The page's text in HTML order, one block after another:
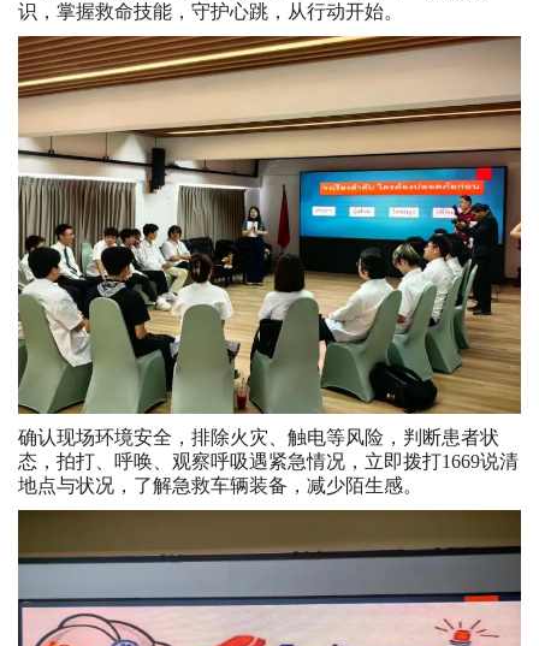
识，掌握救命技能，守护心跳，从行动开始。
确认现场环境安全，排除火灾、触电等风险，判断患者状
态，拍打、呼唤、观察呼吸遇紧急情况，立即拨打1669说清
地点与状况，了解急救车辆装备，减少陌生感。